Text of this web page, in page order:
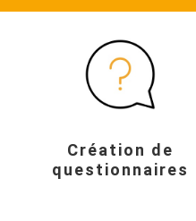
Création de
questionnaires